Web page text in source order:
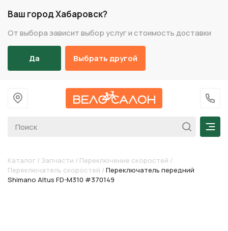
Ваш город Хабаровск?
От выбора зависит выбор услуг и стоимость доставки
Да Выбрать другой
На главную
+7
Каталог / Запчасти / Переключение скоростей /
Переключатель скоростей / Переключатель передний
Shimano Altus FD-M310 #370149